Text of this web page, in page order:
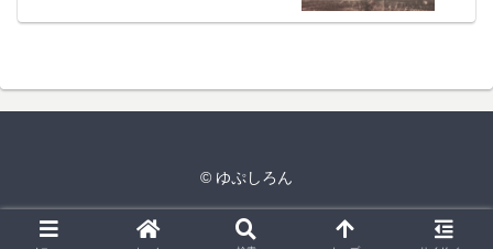
© ゆぷしろん